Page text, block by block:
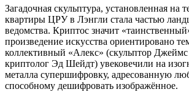
Загадочная скульптура, установленная на
квартиры ЦРУ в Лэнгли стала частью
ведомства. Криптос значит
произведение искусства ориентировано
коллективный «Алекс» (скульптор
криптолог Эд Шейдт) увековечили на
металла супершифровку, адресованную
способному дешифровать изображённое.